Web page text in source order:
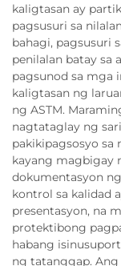
kaligtasan ay
pagsusuri sa
bahagi, pagsusuri
penilalan batay sa
pagsunod sa mga
kaligtasan ng
ng ASTM.
nagtataglay ng
pakikipagsosyo
kayang magbigay
dokumentasyon
kontrol sa kalidad
presentasyon, na
protektibong
habang
ng tatanggap.